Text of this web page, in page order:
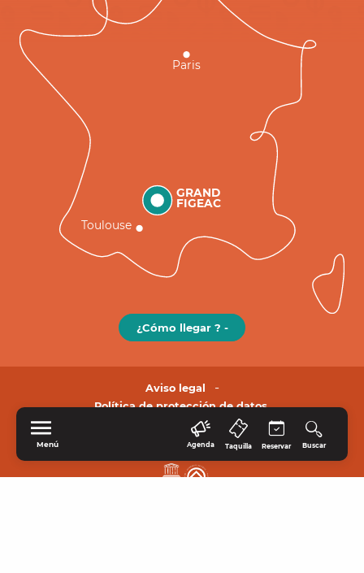
Menú Agenda Taquilla Reservar Buscar
GRAND
FIGEAC
Toulouse
Paris
¿Cómo llegar ? -
Aviso legal
Política de protección de datos.